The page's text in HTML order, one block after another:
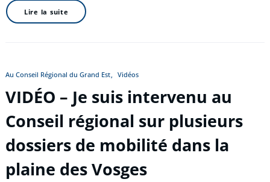
Lire la suite
Au Conseil Régional du Grand Est Vidéos
VIDÉO – Je suis intervenu au
Conseil régional sur plusieurs
dossiers de mobilité dans la
plaine des Vosges